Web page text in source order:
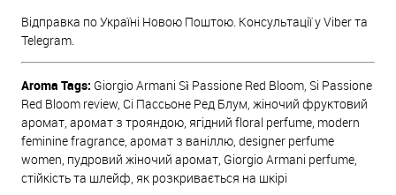
Відправка по Україні Новою Поштою. Консультації у Viber та
Telegram.
Aroma Tags: Giorgio Armani Sì Passione Red Bloom, Si Passione
Red Bloom review, Сі Пассьоне Ред Блум, жіночий фруктовий
аромат, аромат з трояндою, ягідний floral perfume, modern
feminine fragrance, аромат з ваніллю, designer perfume
women, пудровий жіночий аромат, Giorgio Armani perfume,
стійкість та шлейф, як розкривається на шкірі